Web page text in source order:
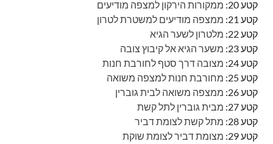
קטע 20:
ממקורות הירקון למצפה מודיעים
קטע 21:
ממצפה מודיעים למשטרת לטרון
קטע 22:
מלטרון לשער הגיא
קטע 23:
משער הגיא אל קיבוץ צובה
קטע 24:
מצובה דרך סטף לחורבת חנות
קטע 25:
מחורבת חנות למצפה משואה
קטע 26:
ממצפה משואה לבית גוברין
קטע 27:
מבית גוברין לתל קשת
קטע 28:
מתל קשת לצומת דביר
קטע 29:
מצומת דביר לצומת שוקת